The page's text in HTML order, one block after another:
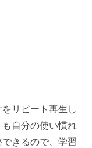
リピート再生し
自分の使い慣れ
きるので、学習